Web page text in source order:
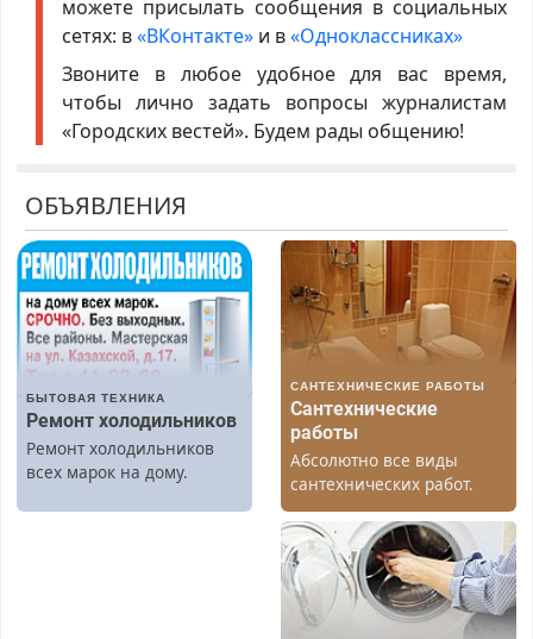
можете присылать сообщения в социальных
сетях: в«ВКонтакте»и в«Одноклассниках»
Звоните в любое удобное для вас время,
чтобы лично задать вопросы журналистам
«Городских вестей». Будем рады общению!
ОБЪЯВЛЕНИЯ
БЫТОВАЯ ТЕХНИКА
Ремонт холодильников
Ремонт холодильников
всех марок на дому.
САНТЕХНИЧЕСКИЕ РАБОТЫ
Сантехнические
работы
Абсолютно все виды
сантехнических работ.
Быстро. Качественно.
Недорого.